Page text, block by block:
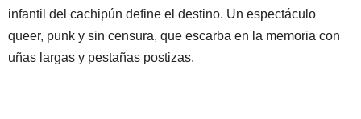
infantil del cachipún define el destino. Un espectáculo
queer, punk y sin censura, que escarba en la memoria con
uñas largas y pestañas postizas.